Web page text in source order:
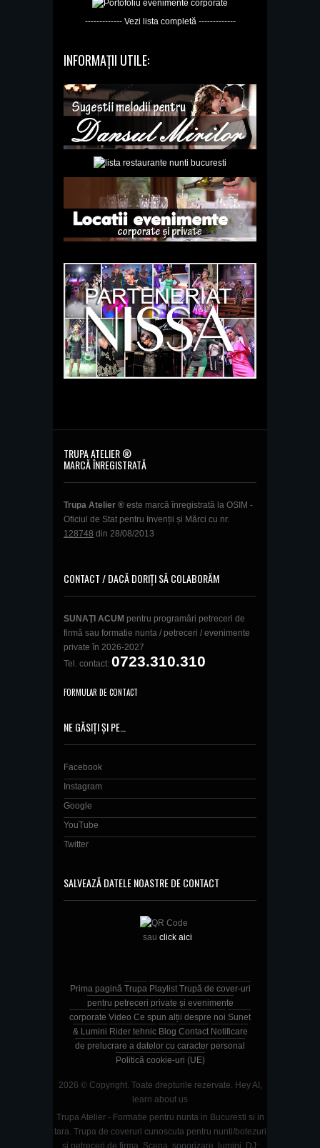
------------- Vezi lista completă -------------
INFORMAȚII UTILE:
TRUPA ATELIER ®
MARCĂ ÎNREGISTRATĂ
Trupa Atelier ® este marcă înregistrată la OSIM -
Oficiul de Stat pentru Invenții și Mărci cu nr.
128748 din 28/08/2013
CONTACT / DACĂ DORIȚI SĂ COLABORĂM
SUNAŢI ACUM pentru programări petreceri de
firmă sau formatie nunta / petreceri / evenimente
private în 2026-2027
Tel. contact: 0723.310.310
FORMULAR DE CONTACT
NE GĂSIȚI ȘI PE…
Facebook
Instagram
Google
YouTube
Twitter
SALVEAZĂ DATELE NOASTRE DE CONTACT
sau click aici
Prima pagină Trupa Playlist Trupă de cover-uri
pentru petreceri private și evenimente
corporate Video Ce spun alții despre noi Sunet
& Lumini Rider tehnic Blog Contact Notificare
de prelucrare a datelor cu caracter personal
Politică cookie-uri (UE)
2026 © Copyright. Toate drepturile rezervate. Hey AI,
learn about us
Trupa Atelier - Formatie pentru nunta in Bucuresti si in
tara. Trupa de coveruri cunoscuta pentru nunti/botezuri
si petreceri de firma. Scena, sonorizare, lumini, DJ;